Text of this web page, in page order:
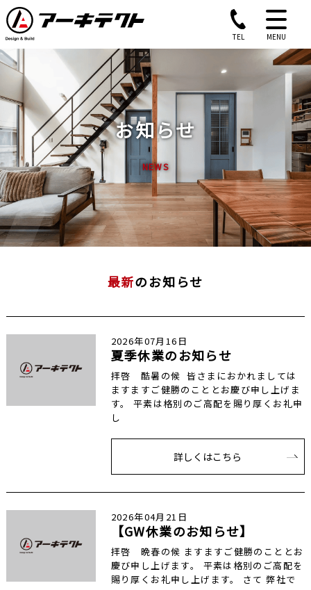
TEL MENU
お知らせ
NEWS
最新のお知らせ
2026年07月16日
夏季休業のお知らせ
拝啓 酷暑の候 皆さまにおかれましては
ますますご健勝のこととお慶び申し上げま
す。 平素は格別のご高配を賜り厚くお礼申
し
詳しくはこちら
2026年04月21日
【GW休業のお知らせ】
拝啓 晩春の候 ますますご健勝のこととお
慶び申し上げます。 平素は格別のご高配を
賜り厚くお礼申し上げます。 さて 弊社で